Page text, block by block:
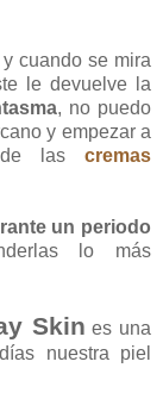
cuando se mira
le devuelve la
, no puedo
y empezar a
las cremas
un periodo
lo más
Skin es una
nuestra piel